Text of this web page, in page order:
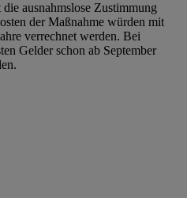
ausnahmslose Zustimmung
der Maßnahme würden mit
verrechnet werden. Bei
Gelder schon ab September